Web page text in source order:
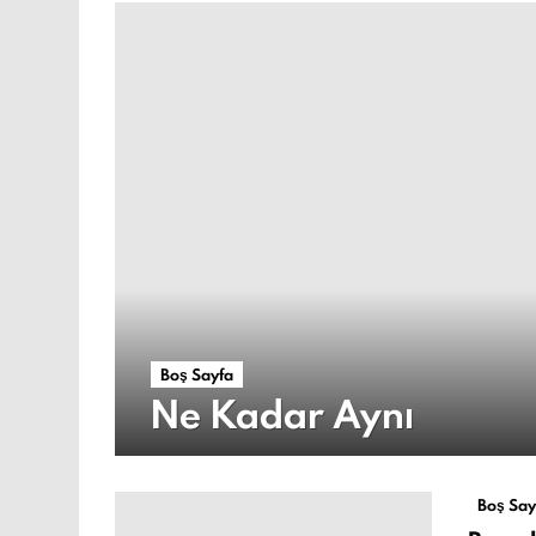
Boş Sayfa
Ne Kadar Aynı
Boş